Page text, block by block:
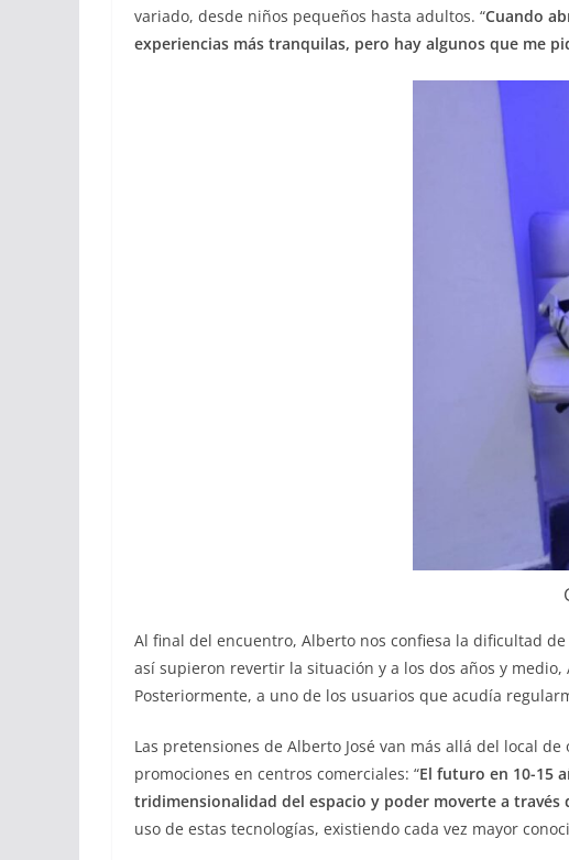
variado, desde niños pequeños hasta adultos. “Cuando
experiencias más tranquilas, pero hay algunos que me
Al final del encuentro, Alberto nos confiesa la dificultad
así supieron revertir la situación y a los dos años y
Posteriormente, a uno de los usuarios que acudía
Las pretensiones de Alberto José van más allá del local
promociones en centros comerciales: “El futuro en 10-15
tridimensionalidad del espacio y poder moverte a través
uso de estas tecnologías, existiendo cada vez mayor